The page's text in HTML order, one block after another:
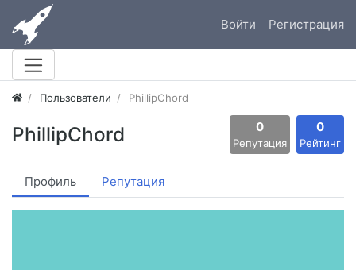
Войти Регистрация
Пользователи PhillipChord
PhillipChord 0
Репутация
0
Рейтинг
Профиль Репутация